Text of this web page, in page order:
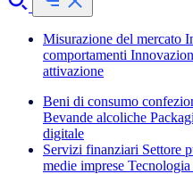
Misurazione del mercato
comportamenti
attivazione
Beni di consumo
Bevande alcoliche
digitale
Servizi finanziari Settore
medie imprese